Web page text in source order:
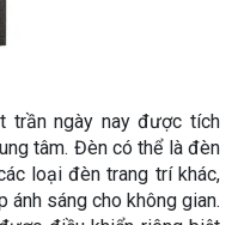
trần ngày nay được tích
tâm. Đèn có thể là đèn
loại đèn trang trí khác,
sáng cho không gian.